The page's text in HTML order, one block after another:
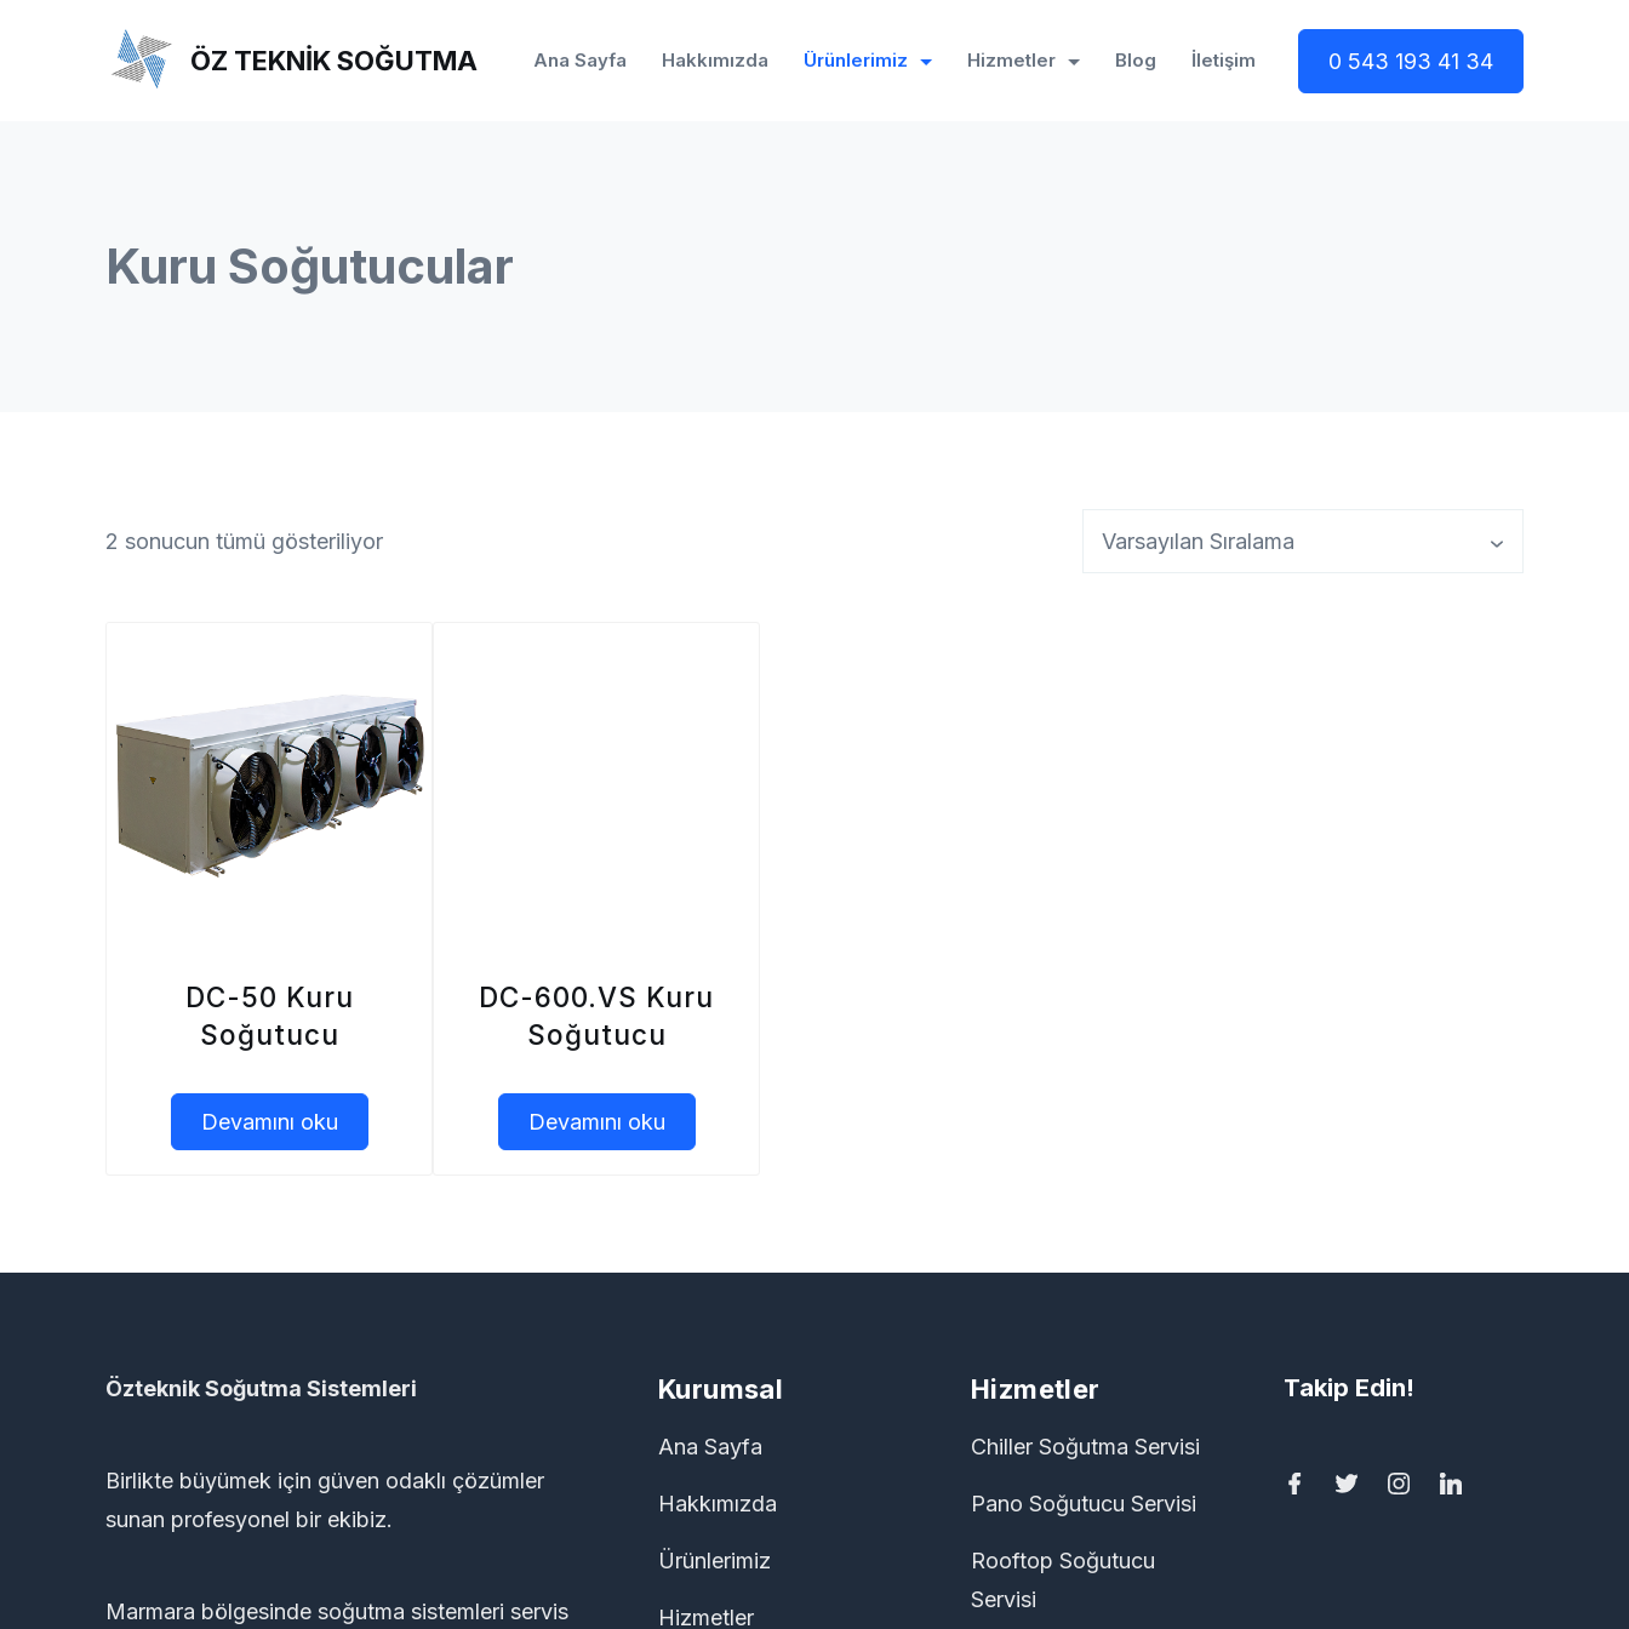
ÖZ TEKNİK SOĞUTMA Ana Sayfa Hakkımızda Ürünlerimiz Hizmetler Blog İletişim 0 543 193 41 34
Kuru Soğutucular
2 sonucun tümü gösteriliyor
DC-50 Kuru
Soğutucu
Devamını oku
DC-600.VS Kuru
Soğutucu
Devamını oku
Özteknik Soğutma Sistemleri
Birlikte büyümek için güven odaklı çözümler
sunan profesyonel bir ekibiz.
Marmara bölgesinde soğutma sistemleri servis
Kurumsal
Ana Sayfa
Hakkımızda
Ürünlerimiz
Hizmetler
Hizmetler
Chiller Soğutma Servisi
Pano Soğutucu Servisi
Rooftop Soğutucu
Servisi
Takip Edin!